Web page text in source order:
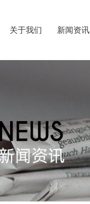
关于我们 新闻资讯